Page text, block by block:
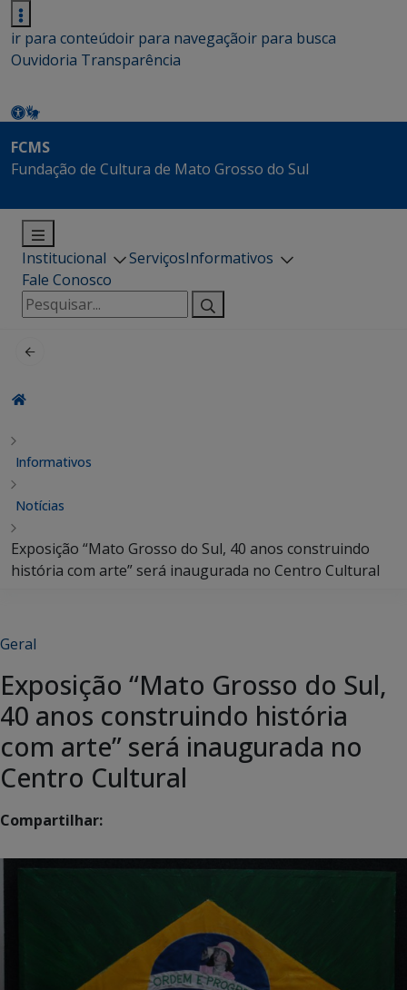
ir para conteúdoir para navegaçãoir para busca
Ouvidoria Transparência
FCMS
Fundação de Cultura de Mato Grosso do Sul
Institucional ServiçosInformativos
Fale Conosco
Pesquisar
por:
Informativos
Notícias
Exposição “Mato Grosso do Sul, 40 anos construindo
história com arte” será inaugurada no Centro Cultural
Geral
Exposição “Mato Grosso do Sul,
40 anos construindo história
com arte” será inaugurada no
Centro Cultural
Compartilhar: